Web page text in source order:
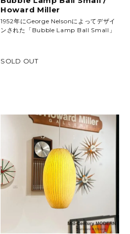
Howard Miller
1952年にGeorge Nelsonによってデザイ
ンされた「Bubble Lamp Ball Small」
SOLD OUT